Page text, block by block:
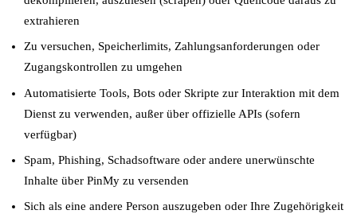
extrahieren
Zu versuchen, Speicherlimits, Zahlungsanforderungen oder
Zugangskontrollen zu umgehen
Automatisierte Tools, Bots oder Skripte zur Interaktion mit dem
Dienst zu verwenden, außer über offizielle APIs (sofern
verfügbar)
Spam, Phishing, Schadsoftware oder andere unerwünschte
Inhalte über PinMy zu versenden
Sich als eine andere Person auszugeben oder Ihre Zugehörigkeit